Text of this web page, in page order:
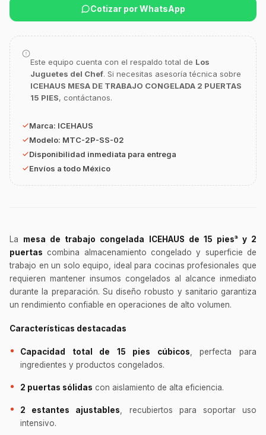
Cotizar por WhatsApp
Este equipo cuenta con el respaldo total de Los
Juguetes del Chef. Si necesitas asesoría técnica sobre
ICEHAUS MESA DE TRABAJO CONGELADA 2 PUERTAS
15 PIES, contáctanos.
Marca: ICEHAUS
Modelo: MTC-2P-SS-02
Disponibilidad inmediata para entrega
Envíos a todo México
La mesa de trabajo congelada ICEHAUS de 15 pies³ y 2
puertas combina almacenamiento congelado y superficie de
trabajo en un solo equipo, ideal para cocinas profesionales que
requieren mantener insumos congelados al alcance inmediato
durante la preparación. Su diseño robusto y sanitario garantiza
un rendimiento confiable en operaciones de alto volumen.
Características destacadas
Capacidad total de 15 pies cúbicos, perfecta para
ingredientes y productos congelados.
2 puertas sólidas con aislamiento de alta eficiencia.
2 estantes ajustables, recubiertos para soportar uso
intensivo.
GastroBot
¡Hola Chef! 🍳 Soy GastroBot, tu asesor
de cocina profesional de GastroArt.
¿En qué te puedo apoyar hoy con tu
equipamiento o utensilios?
Métodos de envío y entrega
Ver sucursales y contacto